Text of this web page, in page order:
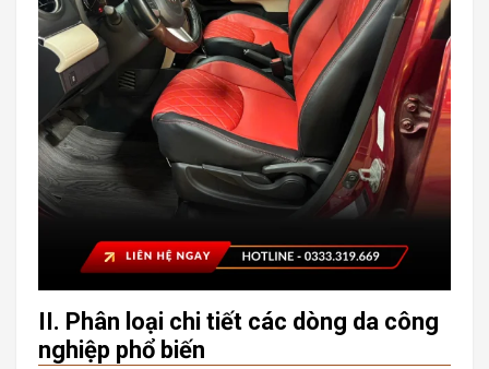
II. Phân loại chi tiết các dòng da công
nghiệp phổ biến